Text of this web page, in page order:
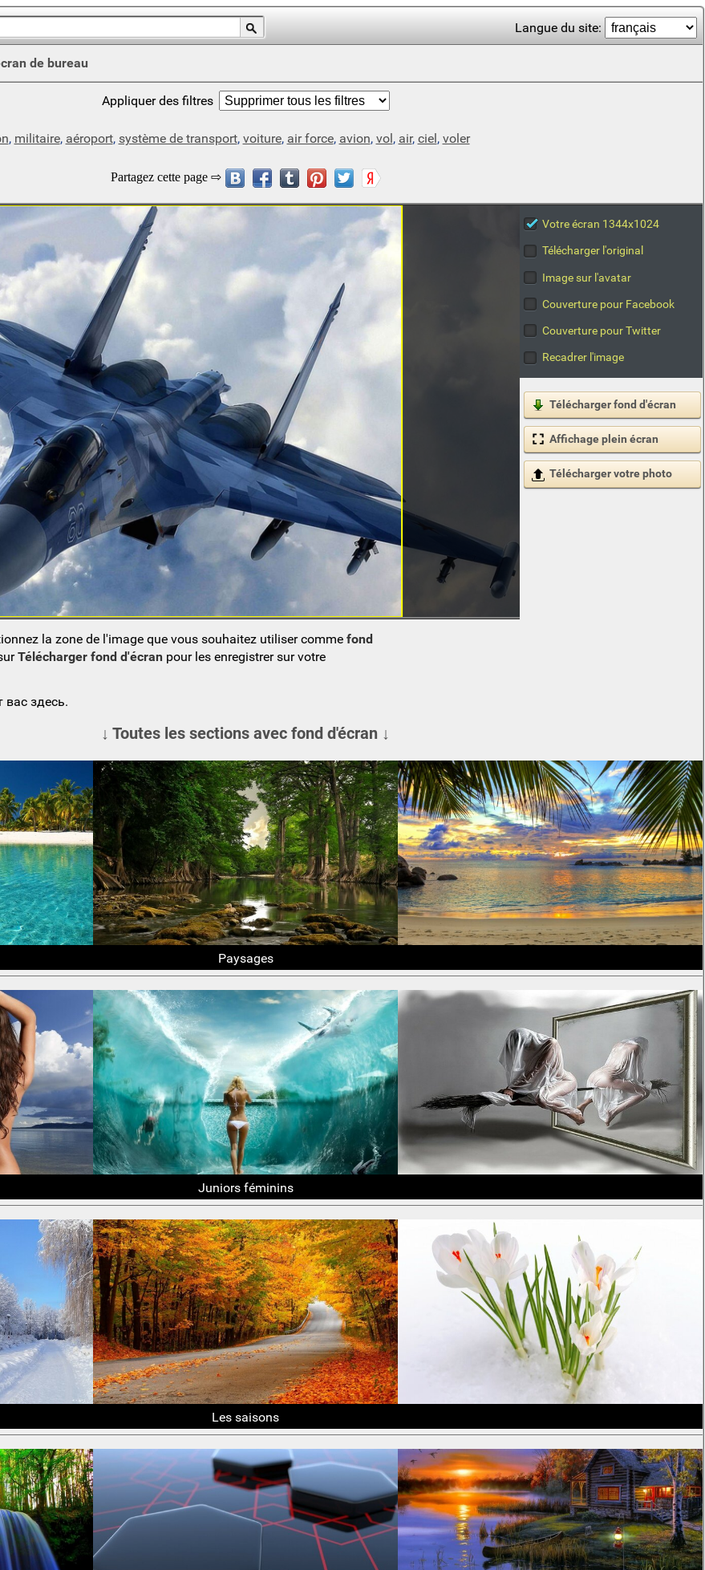
Langue du site:
de bureau
Appliquer des filtres
, militaire, aéroport, système de transport, voiture, air force, avion, vol, air, ciel, voler
Votre écran 1344x1024
Télécharger l'original
Image sur l'avatar
Couverture pour Facebook
Couverture pour Twitter
Recadrer l'image
Télécharger fond d'écran
Affichage plein écran
Télécharger votre photo
la zone de l'image que vous souhaitez utiliser commefond
Télécharger fond d'écran pour les enregistrer sur votre
вас здесь.
↓ Toutes les sections avec fond d'écran ↓
Paysages
Juniors féminins
Les saisons